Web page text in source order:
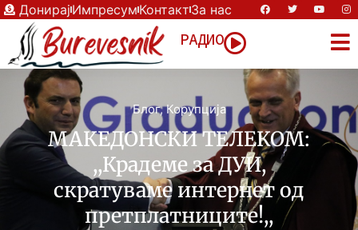
ДонирајИмпресумКонтактЗа нас
РАДИО
Блог,Корупција
МАКЕДОНСКИ ТЕЛЕКОМ:
,,Крадеме за ДУИ,
скратуваме интернет од
претплатниците!,,